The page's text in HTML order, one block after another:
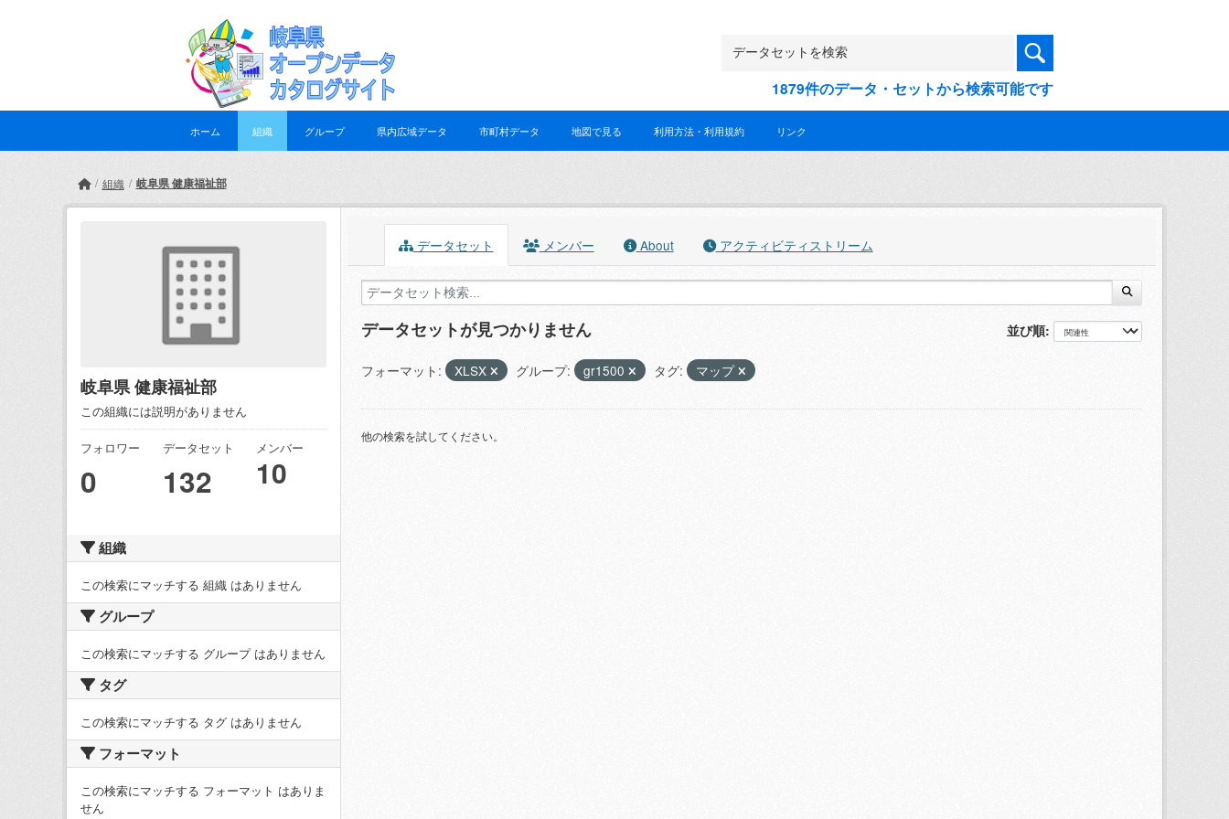
1879件のデータ・セットから検索可能です
ホーム 組織 グループ 県内広域データ 市町村データ 地図で見る 利用方法・利用規約 リンク
組織 岐阜県 健康福祉部
岐阜県 健康福祉部
この組織には説明がありません
フォロワー
0
データセット
132
メンバー
10
組織
この検索にマッチする 組織 はありません
グループ
この検索にマッチする グループ はありません
タグ
この検索にマッチする タグ はありません
フォーマット
この検索にマッチする フォーマット はありま
せん
データセット メンバー About アクティビティストリーム
並び順
データセットが見つかりません
フォーマット: XLSX グループ: gr1500 タグ: マップ
他の検索を試してください。